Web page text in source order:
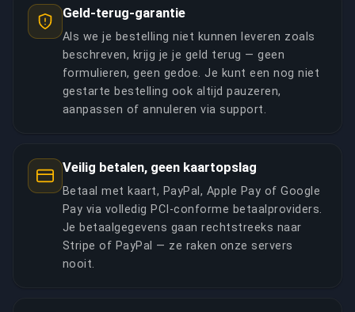
Geld-terug-garantie
Als we je bestelling niet kunnen leveren zoals
beschreven, krijg je je geld terug — geen
formulieren, geen gedoe. Je kunt een nog niet
gestarte bestelling ook altijd pauzeren,
aanpassen of annuleren via support.
Veilig betalen, geen kaartopslag
Betaal met kaart, PayPal, Apple Pay of Google
Pay via volledig PCI-conforme betaalproviders.
Je betaalgegevens gaan rechtstreeks naar
Stripe of PayPal — ze raken onze servers
nooit.